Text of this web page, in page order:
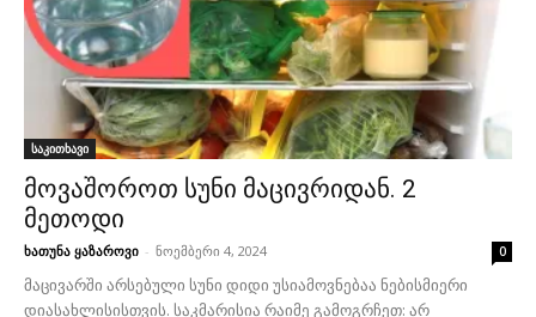
საკითხავი
მოვაშოროთ სუნი მაცივრიდან. 2
მეთოდი
ხათუნა ყაზაროვი - ნოემბერი 4, 2024 0
მაცივარში არსებული სუნი დიდი უსიამოვნებაა ნებისმიერი
დიასახლისისთვის. საკმარისია რაიმე გამოგრჩეთ: არ